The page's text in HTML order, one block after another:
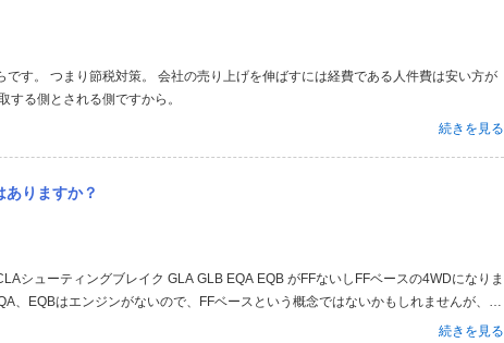
です。 つまり節税対策。 会社の売り上げを伸ばすには経費である人件費は安い方が
する側とされる側ですから。
続きを見る
ありますか？
シューティングブレイク GLA GLB EQA EQB がFFないしFFベースの4WDになりま
、EQBはエンジンがないので、FFベースという概念ではないかもしれませんが、フ
向けではFFが存在しない、4MATICが存在しない車種もありますが本国その他地域で
続きを見る